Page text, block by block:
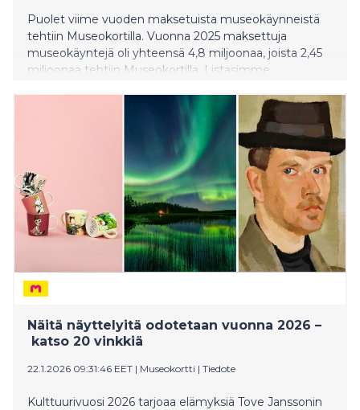
Puolet viime vuoden maksetuista museokäynneistä
tehtiin Museokortilla. Vuonna 2025 maksettuja
museokäyntejä oli yhteensä 4,8 miljoonaa, joista 2,45
miljoonaa tehtiin Museokortilla. Listasimme
vierailtiin eniten viime vuonna.
Näitä näyttelyitä odotetaan vuonna 2026 –
katso 20 vinkkiä
22.1.2026 09:31:46 EET | Museokortti | Tiedote
Kulttuurivuosi 2026 tarjoaa elämyksiä Tove Janssonin